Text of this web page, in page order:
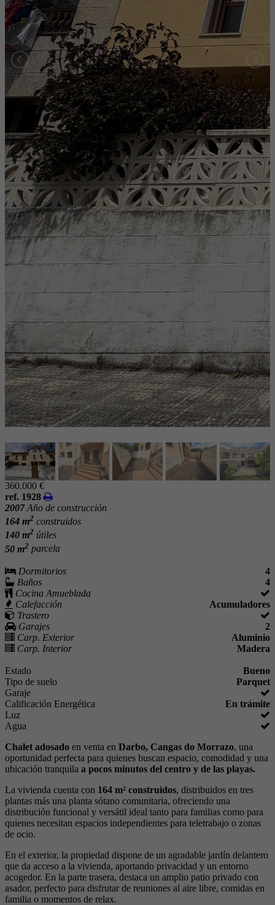
360.000 €
ref. 1928
2007Año de construcción
164 m2 construidos
140 m2 útiles
50 m2 parcela
Dormitorios
4
Baños
4
Cocina Amueblada
Calefacción
Acumuladores
Trastero
Garajes
2
Carp. Exterior
Aluminio
Carp. Interior
Madera
Estado
Bueno
Tipo de suelo
Parquet
Garaje
Calificación Energética
En trámite
Luz
Agua
Chalet adosado en venta en Darbo, Cangas do Morrazo, una
oportunidad perfecta para quienes buscan espacio, comodidad y una
ubicación tranquila a pocos minutos del centro y de las playas.
La vivienda cuenta con 164 m² construidos, distribuidos en tres
plantas más una planta sótano comunitaria, ofreciendo una
distribución funcional y versátil ideal tanto para familias como para
quienes necesitan espacios independientes para teletrabajo o zonas
de ocio.
En el exterior, la propiedad dispone de un agradable jardín delantero
que da acceso a la vivienda, aportando privacidad y un entorno
acogedor. En la parte trasera, destaca un amplio patio privado con
asador, perfecto para disfrutar de reuniones al aire libre, comidas en
familia o momentos de relax.